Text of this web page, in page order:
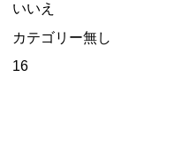
いいえ
カテゴリー無し
16